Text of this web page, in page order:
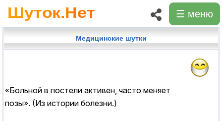
☰ меню
Медицинские шутки
«Больной в постели активен, часто меняет
позы». (Из истории болезни.)